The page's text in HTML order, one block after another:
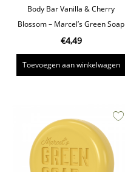
Body Bar Vanilla & Cherry
Blossom – Marcel’s Green Soap
€4,49
Toevoegen aan winkelwagen